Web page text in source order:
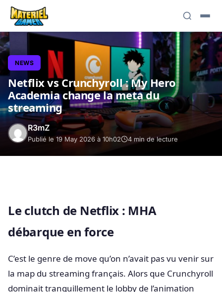
NEWS
Netflix vs Crunchyroll : My Hero
Academia change la meta du
streaming
R3mZ
Publié le 19 May 2026 à 10h02 4 min de lecture
Le clutch de Netflix : MHA
débarque en force
C’est le genre de move qu’on n’avait pas vu venir sur
la map du streaming français. Alors que Crunchyroll
dominait tranquillement le lobby de l’animation